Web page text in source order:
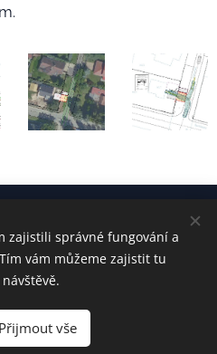
Radek ŠVEC
svec@email.cz
Webnode Cookies
zajistili správné fungování a
vám můžeme zajistit tu
Přijmout vše